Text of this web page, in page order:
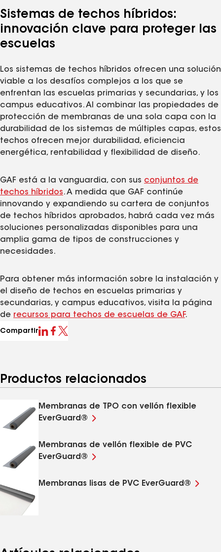
Sistemas de techos híbridos:
innovación clave para proteger las
escuelas
Los sistemas de techos híbridos ofrecen una solución
viable a los desafíos complejos a los que se
enfrentan las escuelas primarias y secundarias, y los
campus educativos. Al combinar las propiedades de
protección de membranas de una sola capa con la
durabilidad de los sistemas de múltiples capas, estos
techos ofrecen mejor durabilidad, eficiencia
energética, rentabilidad y flexibilidad de diseño.
GAF está a la vanguardia, con sus conjuntos de
techos híbridos. A medida que GAF continúe
innovando y expandiendo su cartera de conjuntos
de techos híbridos aprobados, habrá cada vez más
soluciones personalizadas disponibles para una
amplia gama de tipos de construcciones y
necesidades.
Para obtener más información sobre la instalación y
el diseño de techos en escuelas primarias y
secundarias, y campus educativos, visita la página
de recursos para techos de escuelas de GAF.
Compartir
Productos relacionados
Membranas de TPO con vellón flexible
EverGuard®
Membranas de vellón flexible de PVC
EverGuard®
Membranas lisas de PVC EverGuard®